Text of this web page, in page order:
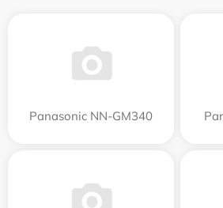
Panasonic NN-GM340